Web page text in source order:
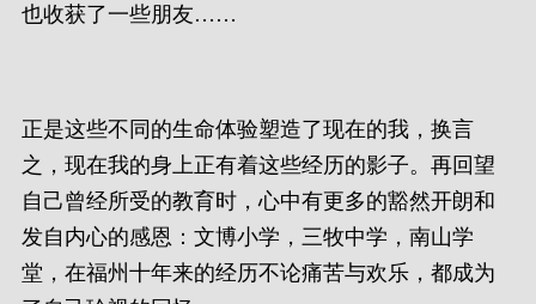
也收获了一些朋友……
正是这些不同的生命体验塑造了现在的我，换言
之，现在我的身上正有着这些经历的影子。再回望
自己曾经所受的教育时，心中有更多的豁然开朗和
发自内心的感恩：文博小学，三牧中学，南山学
堂，在福州十年来的经历不论痛苦与欢乐，都成为